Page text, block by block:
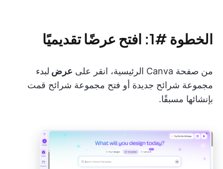
الخطوة #1: افتح عرضًا تقديميًا
من صفحة Canva الرئيسية، انقر على عرض لبدء
مجموعة شرائح جديدة أو فتح مجموعة شرائح قمت
بإنشائها مسبقًا.